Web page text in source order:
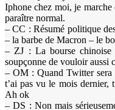
Iphone chez moi, je
paraître normal.
– CC : Résumé politique
– la barbe de Macron – le
– ZJ : La bourse chinoise
soupçonne de vouloir aussi
– OM : Quand Twitter sera
t’ai pas vu le mois dernier,
Ah ok
– DS : Non mais